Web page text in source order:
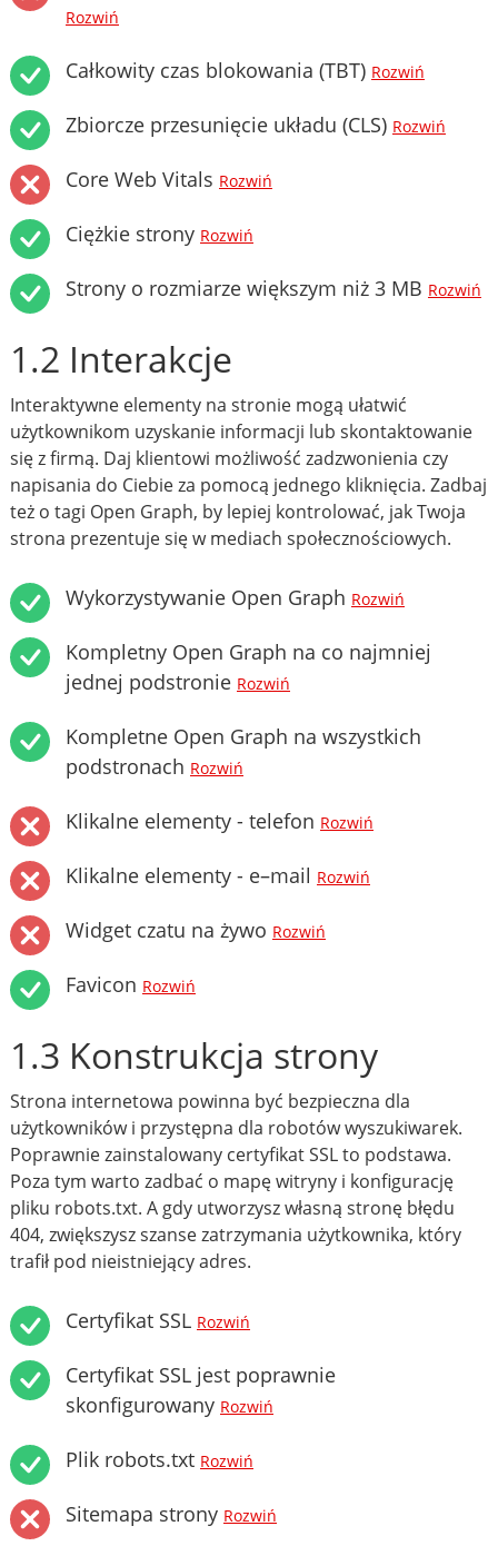
Rozwiń
Całkowity czas blokowania (TBT) Rozwiń
Zbiorcze przesunięcie układu (CLS) Rozwiń
Core Web Vitals Rozwiń
Ciężkie strony Rozwiń
Strony o rozmiarze większym niż 3 MB Rozwiń
1.2 Interakcje
Interaktywne elementy na stronie mogą ułatwić
użytkownikom uzyskanie informacji lub skontaktowanie
się z firmą. Daj klientowi możliwość zadzwonienia czy
napisania do Ciebie za pomocą jednego kliknięcia. Zadbaj
też o tagi Open Graph, by lepiej kontrolować, jak Twoja
strona prezentuje się w mediach społecznościowych.
Wykorzystywanie Open Graph Rozwiń
Kompletny Open Graph na co najmniej
jednej podstronie Rozwiń
Kompletne Open Graph na wszystkich
podstronach Rozwiń
Klikalne elementy - telefon Rozwiń
Klikalne elementy - e–mail Rozwiń
Widget czatu na żywo Rozwiń
Favicon Rozwiń
1.3 Konstrukcja strony
Strona internetowa powinna być bezpieczna dla
użytkowników i przystępna dla robotów wyszukiwarek.
Poprawnie zainstalowany certyfikat SSL to podstawa.
Poza tym warto zadbać o mapę witryny i konfigurację
pliku robots.txt. A gdy utworzysz własną stronę błędu
404, zwiększysz szanse zatrzymania użytkownika, który
trafił pod nieistniejący adres.
Certyfikat SSL Rozwiń
Certyfikat SSL jest poprawnie
skonfigurowany Rozwiń
Plik robots.txt Rozwiń
Sitemapa strony Rozwiń